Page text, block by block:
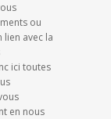
ou
lien avec la
ici toutes
en nous